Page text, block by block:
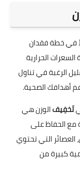
في خطة فقدان
الحرارية
الرغبة في تناول
أهدافك الصحية.
تَخفِيفالوزن هي
مع الحفاظ على
العصائر التي تحتوي
كبيرة من